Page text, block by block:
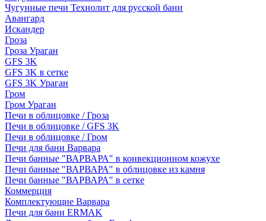
Чугунные печи Технолит для русской бани
Авангард
Искандер
Гроза
Гроза Ураган
GFS 3K
GFS 3K в сетке
GFS 3K Ураган
Гром
Гром Ураган
Печи в облицовке / Гроза
Печи в облицовке / GFS 3K
Печи в облицовке / Гром
Печи для бани Варвара
Печи банные "ВАРВАРА" в конвекционном кожухе
Печи банные "ВАРВАРА" в облицовке из камня
Печи банные "ВАРВАРА" в сетке
Коммерция
Комплектующие Варвара
Печи для бани ERMAK